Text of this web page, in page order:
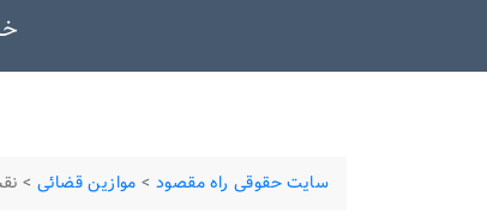
سایت حقوقی راه مقصود > موازین قضائی >